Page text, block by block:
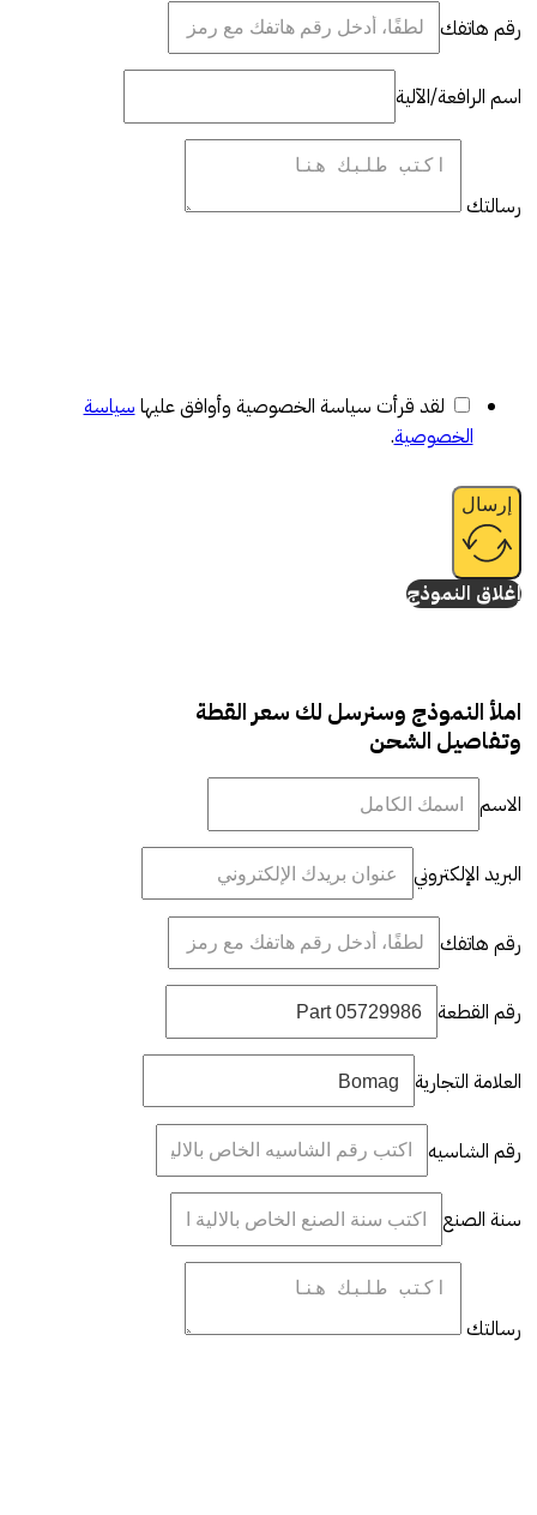
رقم هاتفك
اسم الرافعة/الآلية
رسالتك
لقد قرأت سياسة الخصوصية وأوافق عليها سياسة
الخصوصية.
إرسال
إغلاق النموذج
املأ النموذج وسنرسل لك سعر القطة
وتفاصيل الشحن
الاسم
البريد الإلكتروني
رقم هاتفك
رقم القطعة
العلامة التجارية
رقم الشاسيه
سنة الصنع
رسالتك